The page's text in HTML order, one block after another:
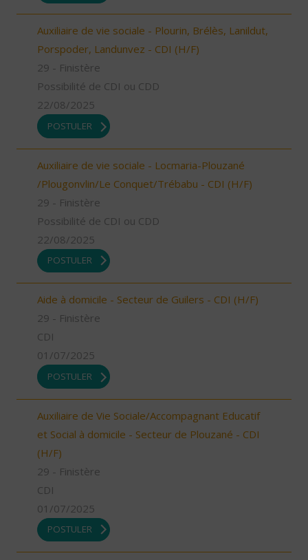
Auxiliaire de vie sociale - Plourin, Brélès, Lanildut,
Porspoder, Landunvez - CDI (H/F)
29 - Finistère
Possibilité de CDI ou CDD
22/08/2025
POSTULER
Auxiliaire de vie sociale - Locmaria-Plouzané
/Plougonvlin/Le Conquet/Trébabu - CDI (H/F)
29 - Finistère
Possibilité de CDI ou CDD
22/08/2025
POSTULER
Aide à domicile - Secteur de Guilers - CDI (H/F)
29 - Finistère
CDI
01/07/2025
POSTULER
Auxiliaire de Vie Sociale/Accompagnant Educatif
et Social à domicile - Secteur de Plouzané - CDI
(H/F)
29 - Finistère
CDI
01/07/2025
POSTULER